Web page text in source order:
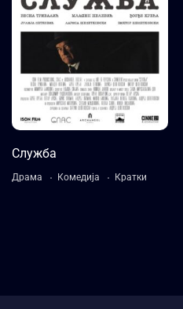
30 минута
Language: СРПСКИ
Trailer Detail
Служба
Драма Комедија Кратки